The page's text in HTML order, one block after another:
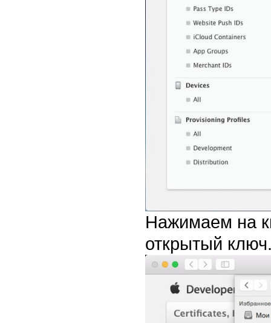
Нажимаем на
открытый